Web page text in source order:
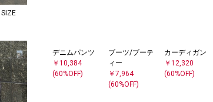
デニムパンツ
￥10,384
(60%OFF)
ブーツ/ブーテ
ィー
￥7,964
(60%OFF)
カーディガン
￥12,320
(60%OFF)